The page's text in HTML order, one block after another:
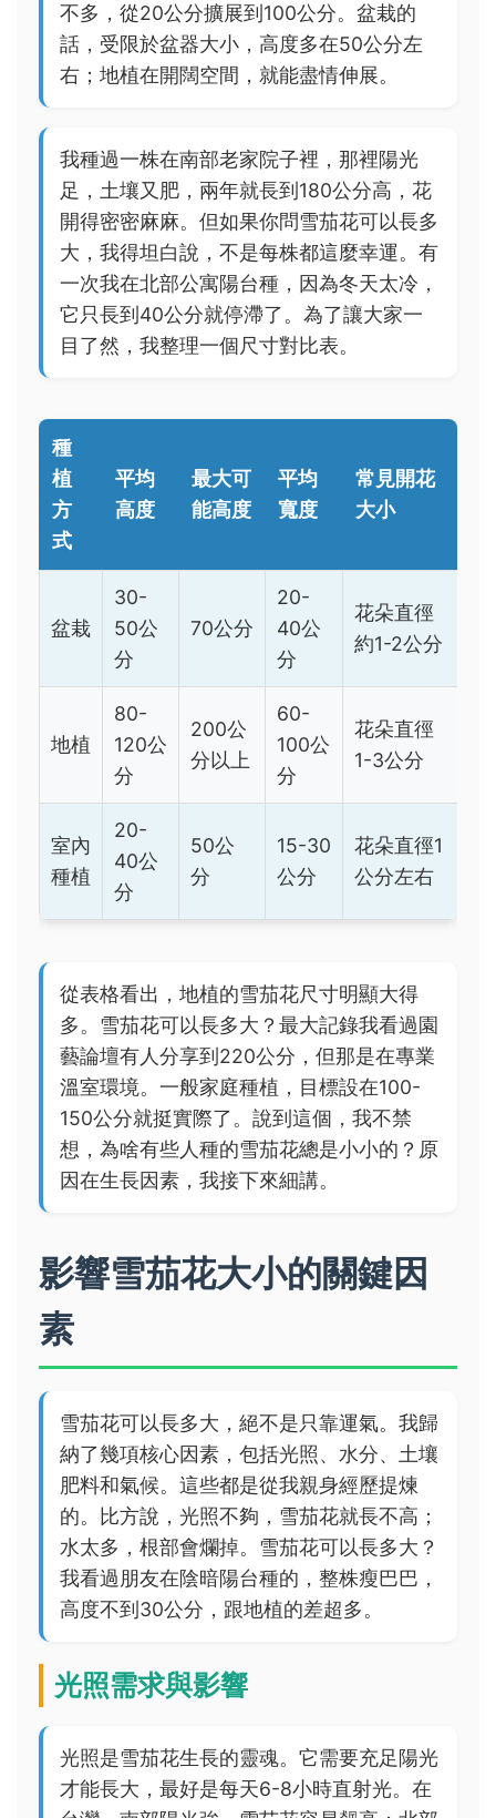
不多，從20公分擴展到100公分。盆栽的
話，受限於盆器大小，高度多在50公分左
右；地植在開闊空間，就能盡情伸展。
我種過一株在南部老家院子裡，那裡陽光
足，土壤又肥，兩年就長到180公分高，花
開得密密麻麻。但如果你問雪茄花可以長多
大，我得坦白說，不是每株都這麼幸運。有
一次我在北部公寓陽台種，因為冬天太冷，
它只長到40公分就停滯了。為了讓大家一
目了然，我整理一個尺寸對比表。
種
植
方
式
平均
高度
最大可
能高度
平均
寬度
常見開花
大小
盆栽
30-
50公
分
70公分
20-
40公
分
花朵直徑
約1-2公分
地植
80-
120公
分
200公
分以上
60-
100公
分
花朵直徑
1-3公分
室內
種植
20-
40公
分
50公
分
15-30
公分
花朵直徑1
公分左右
從表格看出，地植的雪茄花尺寸明顯大得
多。雪茄花可以長多大？最大記錄我看過園
藝論壇有人分享到220公分，但那是在專業
溫室環境。一般家庭種植，目標設在100-
150公分就挺實際了。說到這個，我不禁
想，為啥有些人種的雪茄花總是小小的？原
因在生長因素，我接下來細講。
影響雪茄花大小的關鍵因
素
雪茄花可以長多大，絕不是只靠運氣。我歸
納了幾項核心因素，包括光照、水分、土壤
肥料和氣候。這些都是從我親身經歷提煉
的。比方說，光照不夠，雪茄花就長不高；
水太多，根部會爛掉。雪茄花可以長多大？
我看過朋友在陰暗陽台種的，整株瘦巴巴，
高度不到30公分，跟地植的差超多。
光照需求與影響
光照是雪茄花生長的靈魂。它需要充足陽光
才能長大，最好是每天6-8小時直射光。在